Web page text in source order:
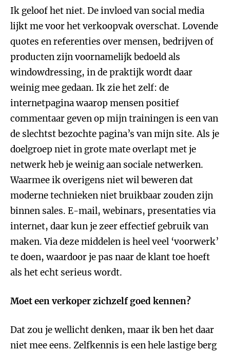
Ik geloof het niet. De invloed van social media
lijkt me voor het verkoopvak overschat. Lovende
quotes en referenties over mensen, bedrijven of
producten zijn voornamelijk bedoeld als
windowdressing, in de praktijk wordt daar
weinig mee gedaan. Ik zie het zelf: de
internetpagina waarop mensen positief
commentaar geven op mijn trainingen is een van
de slechtst bezochte pagina’s van mijn site. Als je
doelgroep niet in grote mate overlapt met je
netwerk heb je weinig aan sociale netwerken.
Waarmee ik overigens niet wil beweren dat
moderne technieken niet bruikbaar zouden zijn
binnen sales. E-mail, webinars, presentaties via
internet, daar kun je zeer effectief gebruik van
maken. Via deze middelen is heel veel ‘voorwerk’
te doen, waardoor je pas naar de klant toe hoeft
als het echt serieus wordt.
Moet een verkoper zichzelf goed kennen?
Dat zou je wellicht denken, maar ik ben het daar
niet mee eens. Zelfkennis is een hele lastige berg